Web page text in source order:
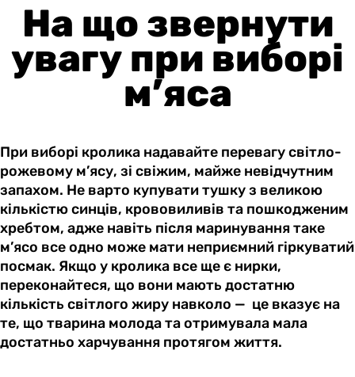
На що звернути
увагу при виборі
м’яса
При виборі кролика надавайте перевагу світло-
рожевому м’ясу, зі свіжим, майже невідчутним
запахом. Не варто купувати тушку з великою
кількістю синців, крововиливів та пошкодженим
хребтом, адже навіть після маринування таке
м’ясо все одно може мати неприємний гіркуватий
посмак. Якщо у кролика все ще є нирки,
переконайтеся, що вони мають достатню
кількість світлого жиру навколо — це вказує на
те, що тварина молода та отримувала мала
достатньо харчування протягом життя.